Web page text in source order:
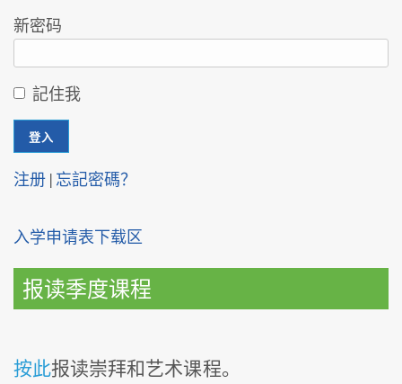
新密码
記住我
注册 | 忘記密碼？
入学申请表下载区
报读季度课程
按此报读崇拜和艺术课程。